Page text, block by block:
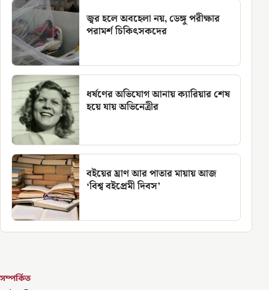
জ্বর হলে অবহেলা নয়, ডেঙ্গু পরীক্ষার
পরামর্শ চিকিৎসকদের
ধর্ষণের অভিযোগ আনায় ক্যারিয়ার শেষ
হয়ে যায় অভিনেত্রীর
বইয়ের ঘ্রাণ আর পাতার মায়ায় আজ
‘বিশ্ব বইপ্রেমী দিবস’
সম্পর্কিত